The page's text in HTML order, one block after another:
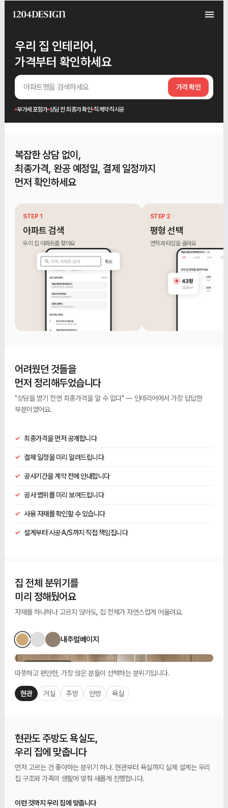
우리 집 인테리어,
가격부터 확인하세요
아파트명을 검색하세요 가격 확인
부가세 포함가 상담 전 최종가 확인 직계약·직시공
복잡한 상담 없이,
최종가격, 완공 예정일, 결제 일정까지
먼저 확인하세요
STEP 1
아파트 검색
우리 집 아파트를 찾아요
STEP 2
평형 선택
면적과 타입을 골라요
어려웠던 것들을
먼저 정리해두었습니다
"상담을 받기 전엔 최종가격을 알 수 없다" — 인테리어에서 가장 답답한
부분이었어요.
✓ 최종가격을 먼저 공개합니다
✓ 결제 일정을 미리 알려드립니다
✓ 공사기간을 계약 전에 안내합니다
✓ 공사 범위를 미리 보여드립니다
✓ 사용 자재를 확인할 수 있습니다
✓ 설계부터 시공·A/S까지 직접 책임집니다
집 전체 분위기를
미리 정해뒀어요
자재를 하나하나 고르지 않아도, 집 전체가 자연스럽게 어울려요.
내추럴베이지
분위기 예시 이미지
따뜻하고 편안한, 가장 많은 분들이 선택하는 분위기입니다.
현관 거실 주방 안방 욕실
현관도 주방도 욕실도,
우리 집에 맞춥니다
먼저 고르는 건 좋아하는 분위기 하나. 현관부터 욕실까지 실제 설계는 우리
집 구조와 가족의 생활에 맞춰 새롭게 진행합니다.
이런 것까지 우리 집에 맞춥니다